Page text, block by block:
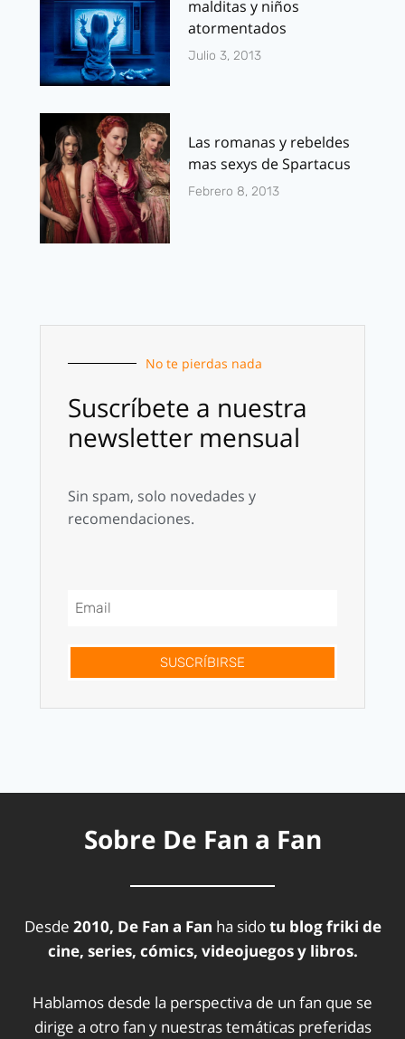
malditas y niños
atormentados
Julio 3, 2013
Las romanas y rebeldes
mas sexys de Spartacus
Febrero 8, 2013
No te pierdas nada
Suscríbete a nuestra
newsletter mensual
Sin spam, solo novedades y
recomendaciones.
SUSCRÍBIRSE
Sobre De Fan a Fan
Desde 2010, De Fan a Fan ha sidotu blog friki de
cine, series, cómics, videojuegos y libros.
Hablamos desde la perspectiva de un fan que se
dirige a otro fan y nuestras temáticas preferidas